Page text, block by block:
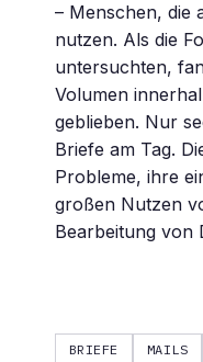
– Menschen, die
nutzen. Als die
untersuchten,
Volumen
geblieben. Nur
Briefe am Tag.
Probleme, ihre
großen Nutzen
Bearbeitung von
BRIEFE MAILS